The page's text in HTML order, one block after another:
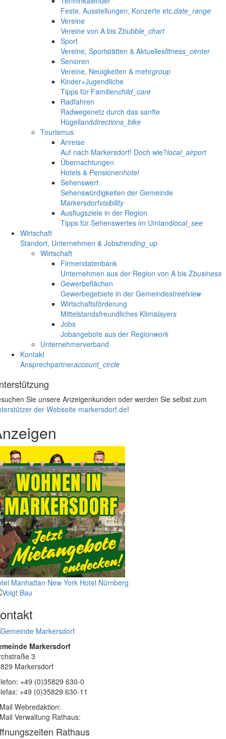
Feste, Ausstellungen, Konzerte etc.date_range
Vereine
Vereine von A bis Zbubble_chart
Sport
Vereine, Sportstätten & Aktuellesfitness_center
Senioren
Vereine, Neuigkeiten & mehrgroup
Kinder+Jugendliche
Tipps für Familienchild_care
Radfahren
Radwegenetz durch das sanfte
Hügellanddirections_bike
Tourismus
Anreise
Auf nach Markersdorf! Doch wie?local_airport
Übernachtungen
Hotels & Pensionenhotel
Sehenswert
Sehenswürdigkeiten der Gemeinde
Markersdorfvisibility
Ausflugsziele in der Region
Tipps für Sehenswertes im Umlandlocal_see
Wirtschaft
Standort, Unternehmen & Jobstrending_up
Wirtschaft
Firmendatenbank
Unternehmen aus der Region von A bis Zbusiness
Gewerbeflächen
Gewerbegebiete in der Gemeindestreetview
Wirtschaftsförderung
Mittelstandsfreundliches Klimalayers
Jobs
Jobangebote aus der Regionwork
Unternehmerverband
Kontakt
Ansprechpartneraccount_circle
Sie unsere Anzeigenkunden oder werden Sie selbst zum
der Webseite markersdorf.de!
Manhattan New York Hotel Nürnberg
Markersdorf
3
Markersdorf
+49 (0)35829 630-0
+49 (0)35829 630-11
Webredaktion:
Verwaltung Rathaus:
Rathaus